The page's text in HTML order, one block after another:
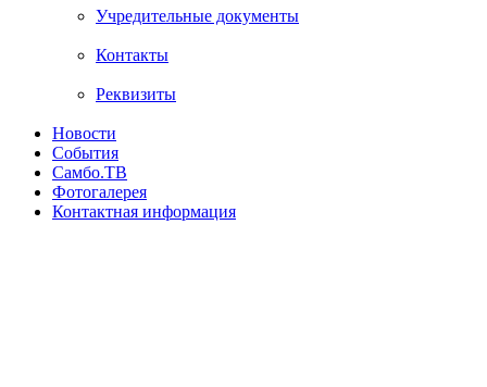
Учредительные документы
Контакты
Реквизиты
Новости
События
Самбо.ТВ
Фотогалерея
Контактная информация